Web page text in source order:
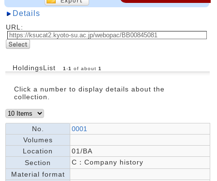
Details
URL:
HoldingsList 1 -1 of about 1
Click a number to display details about the
collection.
No.
0001
Volumes
Location
01/BA
Section
C：Company history
Material format